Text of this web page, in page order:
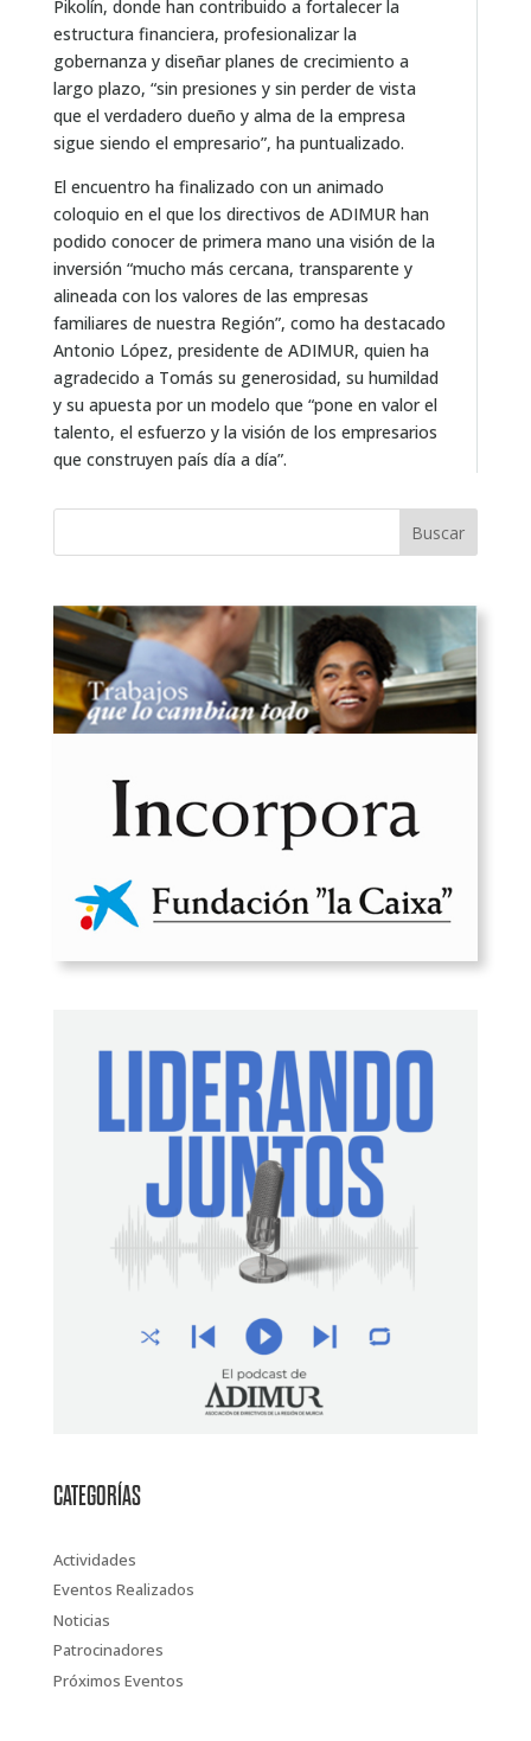
Pikolín, donde han contribuido a fortalecer la
estructura financiera, profesionalizar la
gobernanza y diseñar planes de crecimiento a
largo plazo, “sin presiones y sin perder de vista
que el verdadero dueño y alma de la empresa
sigue siendo el empresario”, ha puntualizado.
El encuentro ha finalizado con un animado
coloquio en el que los directivos de ADIMUR han
podido conocer de primera mano una visión de la
inversión “mucho más cercana, transparente y
alineada con los valores de las empresas
familiares de nuestra Región”, como ha destacado
Antonio López, presidente de ADIMUR, quien ha
agradecido a Tomás su generosidad, su humildad
y su apuesta por un modelo que “pone en valor el
talento, el esfuerzo y la visión de los empresarios
que construyen país día a día”.
Buscar
CATEGORÍAS
Actividades
Eventos Realizados
Noticias
Patrocinadores
Próximos Eventos